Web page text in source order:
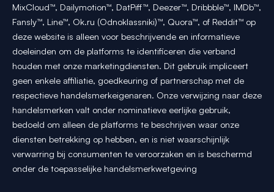
MixCloud™, Dailymotion™, DatPiff™, Deezer™, Dribbble™, IMDb™,
Fansly™, Line™, Ok.ru (Odnoklassniki)™, Quora™, of Reddit™ op
deze website is alleen voor beschrijvende en informatieve
doeleinden om de platforms te identificeren die verband
houden met onze marketingdiensten. Dit gebruik impliceert
geen enkele affiliatie, goedkeuring of partnerschap met de
respectieve handelsmerkeigenaren. Onze verwijzing naar deze
handelsmerken valt onder nominatieve eerlijke gebruik,
bedoeld om alleen de platforms te beschrijven waar onze
diensten betrekking op hebben, en is niet waarschijnlijk
verwarring bij consumenten te veroorzaken en is beschermd
onder de toepasselijke handelsmerkwetgeving